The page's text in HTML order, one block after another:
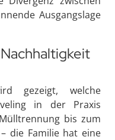
Ausgangslage
gezeigt, welche
in der Praxis
bis zum
die Familie hat eine